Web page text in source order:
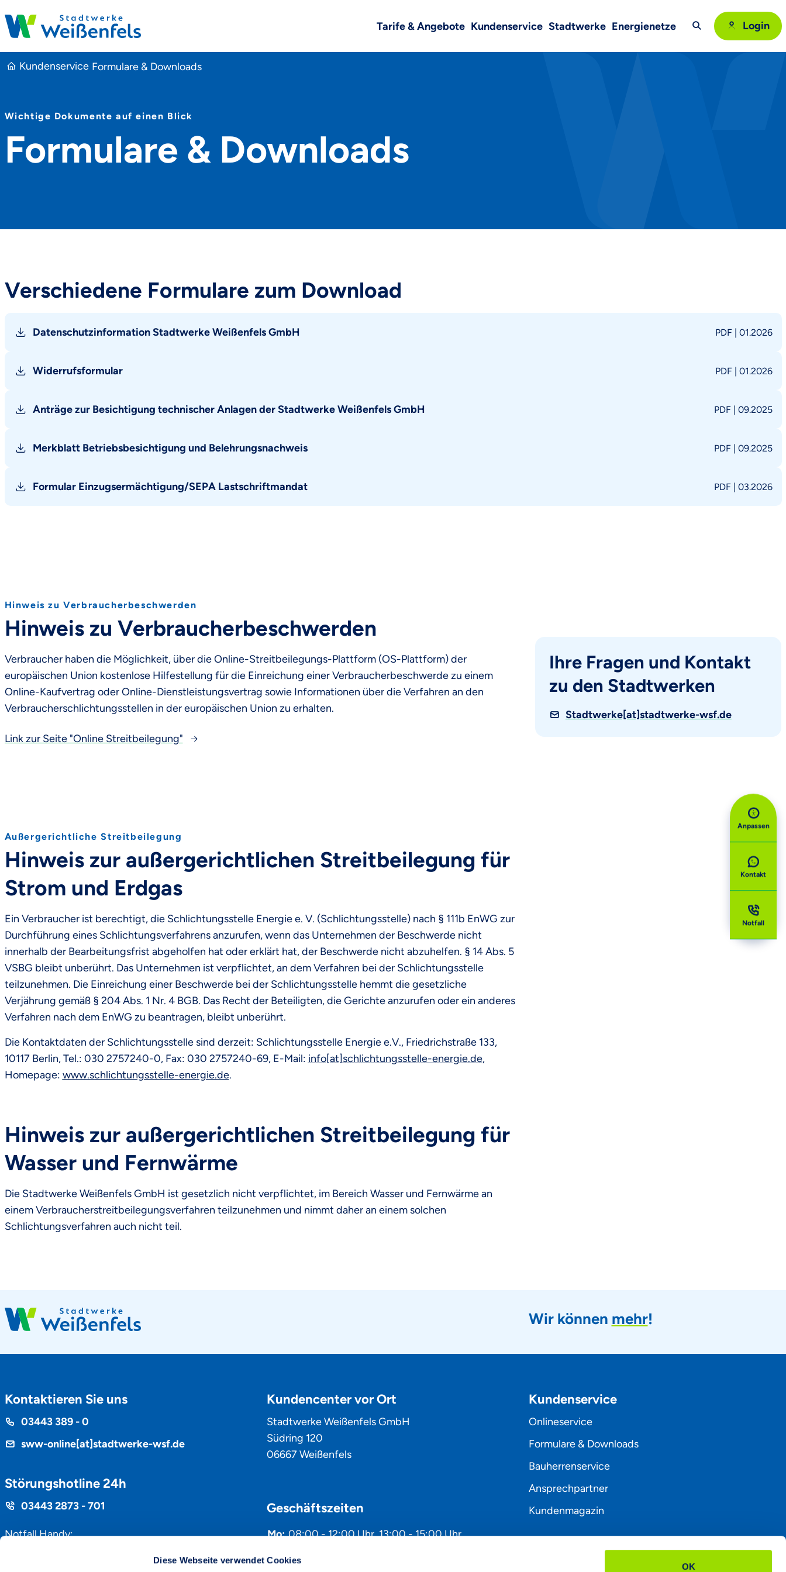
Diese Webseite verwendet Cookies
OK
Anpassen
Kontakt
Notfall
Tarife & Angebote Kundenservice Stadtwerke Energienetze
Suche
Login
Stadtwerke Weißenfels
Kundenservice Formulare & Downloads
Formulare & Downloads
Wichtige Dokumente auf einen Blick
Verschiedene Formulare zum Download
Datenschutzinformation Stadtwerke Weißenfels GmbH PDF | 01.2026
Widerrufsformular PDF | 01.2026
Anträge zur Besichtigung technischer Anlagen der Stadtwerke Weißenfels GmbH PDF | 09.2025
Merkblatt Betriebsbesichtigung und Belehrungsnachweis PDF | 09.2025
Formular Einzugsermächtigung/SEPA Lastschriftmandat PDF | 03.2026
Hinweis zu Verbraucherbeschwerden
Hinweis zu Verbraucherbeschwerden
Verbraucher haben die Möglichkeit, über die Online-Streitbeilegungs-Plattform (OS-Plattform) der
europäischen Union kostenlose Hilfestellung für die Einreichung einer Verbraucherbeschwerde zu einem
Online-Kaufvertrag oder Online-Dienstleistungsvertrag sowie Informationen über die Verfahren an den
Verbraucherschlichtungsstellen in der europäischen Union zu erhalten.
Link zur Seite "Online Streitbeilegung"
Ihre Fragen und Kontakt
zu den Stadtwerken
Stadtwerke[at]stadtwerke-wsf.de
Hinweis zur außergerichtlichen Streitbeilegung für
Strom und Erdgas
Außergerichtliche Streitbeilegung
Ein Verbraucher ist berechtigt, die Schlichtungsstelle Energie e. V. (Schlichtungsstelle) nach § 111b EnWG zur
Durchführung eines Schlichtungsverfahrens anzurufen, wenn das Unternehmen der Beschwerde nicht
innerhalb der Bearbeitungsfrist abgeholfen hat oder erklärt hat, der Beschwerde nicht abzuhelfen. § 14 Abs. 5
VSBG bleibt unberührt. Das Unternehmen ist verpflichtet, an dem Verfahren bei der Schlichtungsstelle
teilzunehmen. Die Einreichung einer Beschwerde bei der Schlichtungsstelle hemmt die gesetzliche
Verjährung gemäß § 204 Abs. 1 Nr. 4 BGB. Das Recht der Beteiligten, die Gerichte anzurufen oder ein anderes
Verfahren nach dem EnWG zu beantragen, bleibt unberührt.
Die Kontaktdaten der Schlichtungsstelle sind derzeit: Schlichtungsstelle Energie e.V., Friedrichstraße 133,
10117 Berlin, Tel.: 030 2757240-0, Fax: 030 2757240-69, E-Mail: info[at]schlichtungsstelle-energie.de,
Homepage: www.schlichtungsstelle-energie.de.
Hinweis zur außergerichtlichen Streitbeilegung für
Wasser und Fernwärme
Die Stadtwerke Weißenfels GmbH ist gesetzlich nicht verpflichtet, im Bereich Wasser und Fernwärme an
einem Verbraucherstreitbeilegungsverfahren teilzunehmen und nimmt daher an einem solchen
Schlichtungsverfahren auch nicht teil.
Wir können mehr!
Kontaktieren Sie uns
Telefon
03443 389 - 0
sww-online[at]stadtwerke-wsf.de
Störungshotline 24h
Hotline03443 2873 - 701
Notfall Handy:
Kundencenter vor Ort
Stadtwerke Weißenfels GmbH
Südring 120
06667 Weißenfels
Geschäftszeiten
Mo:08:00 - 12:00 Uhr,13:00 - 15:00 Uhr
Kundenservice
Onlineservice
Formulare & Downloads
Bauherrenservice
Ansprechpartner
Kundenmagazin